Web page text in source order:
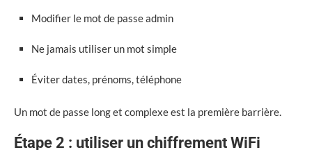
Modifier le mot de passe admin
Ne jamais utiliser un mot simple
Éviter dates, prénoms, téléphone
Un mot de passe long et complexe est la première barrière.
Étape 2 : utiliser un chiffrement WiFi